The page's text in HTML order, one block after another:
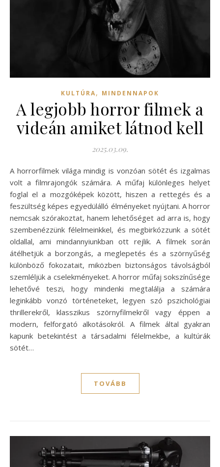
KULTÚRA, MINDENNAPOK
A legjobb horror filmek a
videán amiket látnod kell
2025.03.09.
A horrorfilmek világa mindig is vonzóan sötét és izgalmas
volt a filmrajongók számára. A műfaj különleges helyet
foglal el a mozgóképek között, hiszen a rettegés és a
feszültség képes egyedülálló élményeket nyújtani. A horror
nemcsak szórakoztat, hanem lehetőséget ad arra is, hogy
szembenézzünk félelmeinkkel, és megbirkózzunk a sötét
oldallal, ami mindannyiunkban ott rejlik. A filmek során
átélhetjük a borzongás, a meglepetés és a szörnyűség
különböző fokozatait, miközben biztonságos távolságból
szemléljük a cselekményeket. A horror műfaj sokszínűsége
lehetővé teszi, hogy mindenki megtalálja a számára
leginkább vonzó történeteket, legyen szó pszichológiai
thrillerekről, klasszikus szörnyfilmekről vagy éppen a
modern, felforgató alkotásokról. A filmek által gyakran
kapunk betekintést a társadalmi félelmekbe, a kultúrák
sötét…
TOVÁBB